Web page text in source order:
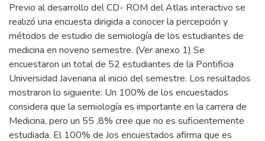
Previo al desarrollo del CD- ROM del Atlas interactivo se
realizó una encuesta dirigida a conocer la percepción y
métodos de estudio de semiología de los estudiantes de
medicina en noveno semestre. (Ver anexo 1) Se
encuestaron un total de 52 estudiantes de la Pontificia
Universidad Javeriana al inicio del semestre. Los resultados
mostraron lo siguiente: Un 100% de los encuestados
considera que la semiología es importante en la carrera de
Medicina, pero un 55 ,8% cree que no es suficientemente
estudiada. El 100% de Jos encuestados afirma que es